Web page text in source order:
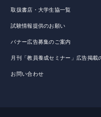
取扱書店・大学生協一覧
試験情報提供のお願い
バナー広告募集のご案内
月刊「教員養成セミナー」広告掲載
お問い合わせ